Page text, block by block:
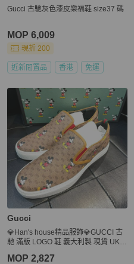
Gucci 古馳灰色漆皮樂福鞋 size37 碼
MOP 6,009
現折 200
近新閒置品 香港 免運
Gucci
💎Han's house精品服飾💎GUCCI 古
馳 滿版 LOGO 鞋 義大利製 ‎現貨 UK 8
MOP 2,827